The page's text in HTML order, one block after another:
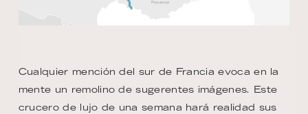
Cualquier mención del sur de Francia evoca en la
mente un remolino de sugerentes imágenes. Este
crucero de lujo de una semana hará realidad sus